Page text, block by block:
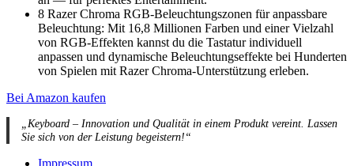
8 Razer Chroma RGB-Beleuchtungszonen für anpassbare
Beleuchtung: Mit 16,8 Millionen Farben und einer Vielzahl
von RGB-Effekten kannst du die Tastatur individuell
anpassen und dynamische Beleuchtungseffekte bei Hunderten
von Spielen mit Razer Chroma-Unterstützung erleben.
Bei Amazon kaufen
„Keyboard – Innovation und Qualität in einem Produkt vereint. Lassen
Sie sich von der Leistung begeistern!“
Impressum